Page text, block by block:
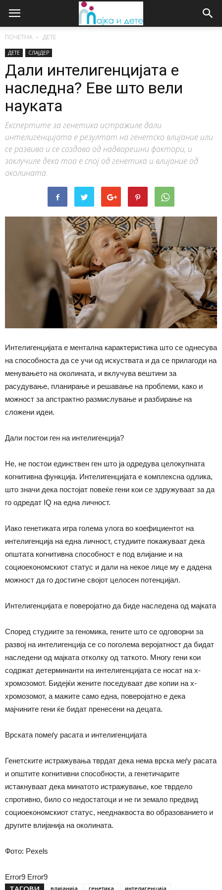
ПОЧЕТНА ДЕТЕ
ДЕТЕ СЛАЈДЕР
Дали интелигенцијата е
наследна? Еве што вели
науката
Експертите за генетика истражиле дали
интелигенцијата е резултат на генетско влијание или
се развива и се создава од надворешни фактори, и
заклучиле дека тоа е спој од генетика и влијание од
околината.
Интелигенцијата е ментална карактеристика што се однесува
на способноста да се учи од искуствата и да се прилагоди на
менувањето на околината, и вклучува вештини за
расудување, планирање и решавање на проблеми, како и
можност за апстрактно размислување и разбирање на
сложени идеи.
Дали постои ген на интелигенција?
Не, не постои единствен ген што ја одредува целокупната
когнитивна функција. Интелигенцијата е комплексна одлика,
што значи дека постојат повеќе гени кои се здружуваат за да
го одредат IQ на една личност.
Иако генетиката игра голема улога во коефициентот на
интелигенција на една личност, студиите покажуваат дека
општата когнитивна способност е под влијание и на
социоекономскиот статус и дали на некое лице му е дадена
можност да го достигне својот целосен потенцијал.
Интелигенцијата е поверојатно да биде наследена од мајката
Според студиите за геномика, гените што се одговорни за
развој на интелигенција се со поголема веројатност да бидат
наследени од мајката отколку од таткото. Многу гени кои
содржат детерминанти на интелигенцијата се носат на х-
хромозомот. Бидејќи жените поседуваат две копии на х-
хромозомот, а мажите само една, поверојатно е дека
мајчините гени ќе бидат пренесени на децата.
Врската помеѓу расата и интелигенцијата
Генетските истражувања тврдат дека нема врска меѓу расата
и општите когнитивни способности, а генетичарите
истакнуваат дека минатото истражување, кое тврдело
спротивно, било со недостатоци и не ги земало предвид
социоекономскиот статус, нееднаквоста во образованието и
другите влијанија на околината.
Фото: Pexels
Error9 Error9
влијанија генетика интелигенција